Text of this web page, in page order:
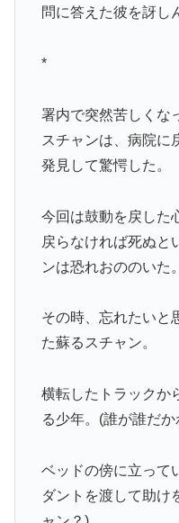
問に答えた彼を訝し
*
署内で突然苦しくな
スチャンは、病院に
発見して驚愕した。
今回は鼓動を戻した
戻らなければ死ぬと
ンは恐れおののいた。
その時、忘れたいと
た蘇るスチャン。
横転したトラックか
る少年。(誰が誰だ
ベッドの傍に立って
ダントを渡して助け